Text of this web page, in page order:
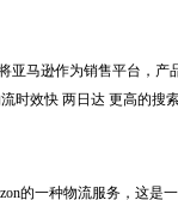
亚马逊作为销售平台，
时效快 两日达 更高的搜
的一种物流服务，这